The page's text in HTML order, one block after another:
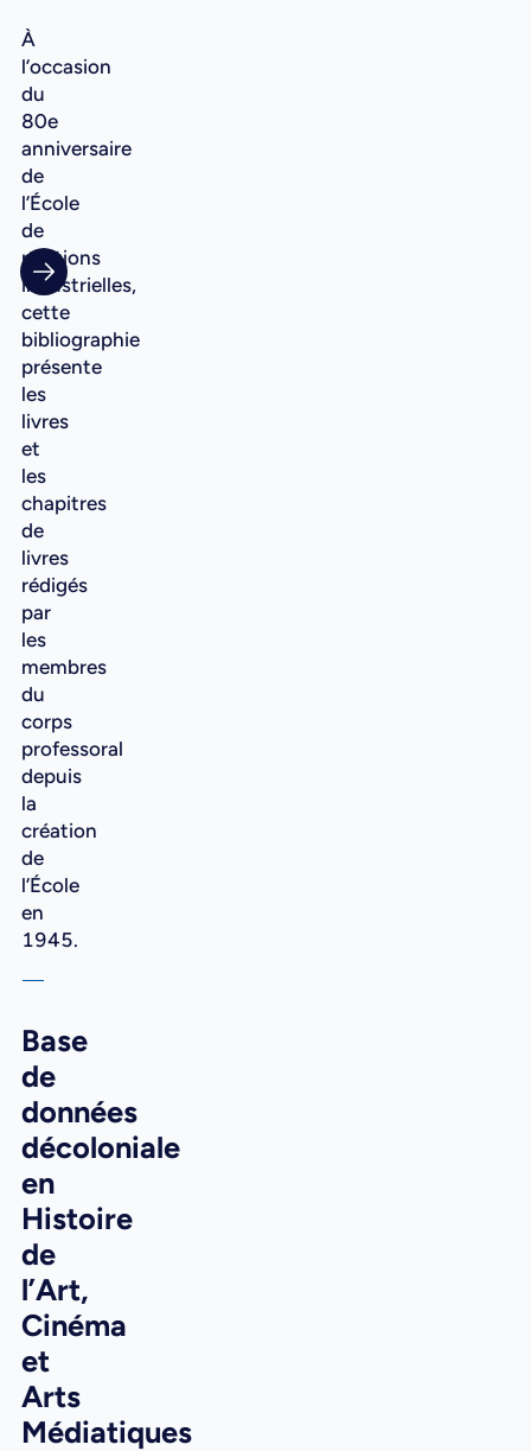
À
l’occasion
du
80e
anniversaire
de
l’École
de
relations
industrielles,
cette
bibliographie
présente
les
livres
et
les
chapitres
de
livres
rédigés
par
les
membres
du
corps
professoral
depuis
la
création
de
l’École
en
1945.
Base
de
données
décoloniale
en
Histoire
de
l’Art,
Cinéma
et
Arts
Médiatiques